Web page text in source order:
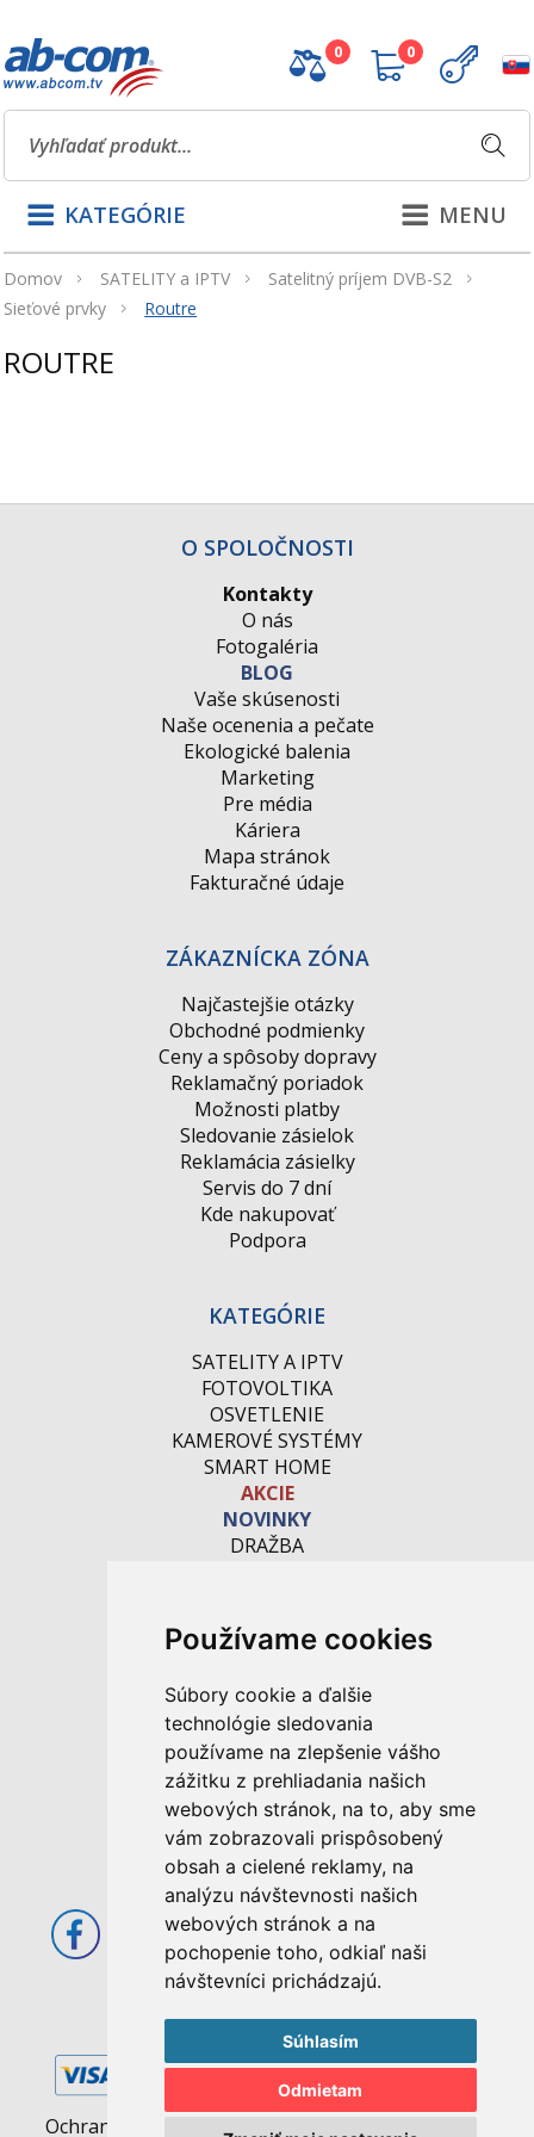
Používame cookies
Súbory cookie a ďalšie
technológie sledovania
používame na zlepšenie vášho
zážitku z prehliadania našich
webových stránok, na to, aby sme
vám zobrazovali prispôsobený
obsah a cielené reklamy, na
analýzu návštevnosti našich
webových stránok a na
pochopenie toho, odkiaľ naši
návštevníci prichádzajú.
Súhlasím
Odmietam
0 0
MENU
KATEGÓRIE
Domov SATELITY a IPTV
Satelitný príjem DVB-S2
Sieťové prvky
Routre
ROUTRE
O SPOLOČNOSTI
Kontakty
O nás
Fotogaléria
BLOG
Vaše skúsenosti
Naše ocenenia a pečate
Ekologické balenia
Marketing
Pre média
Káriera
Mapa stránok
Fakturačné údaje
ZÁKAZNÍCKA ZÓNA
Najčastejšie otázky
Obchodné podmienky
Ceny a spôsoby dopravy
Reklamačný poriadok
Možnosti platby
Sledovanie zásielok
Reklamácia zásielky
Servis do 7 dní
Kde nakupovať
Podpora
KATEGÓRIE
SATELITY A IPTV
FOTOVOLTIKA
OSVETLENIE
KAMEROVÉ SYSTÉMY
SMART HOME
AKCIE
NOVINKY
DRAŽBA
M. Rázusa 4795/34
955 01 Topoľčany
Slovenská republika
E-mail: info@abcom.sk
Tel: +421 38 53 62 611
Otváracie hodiny:
Po - Pia: 08:00 - 17:00
Ochrana osobných údajov | Pravidlá cookies